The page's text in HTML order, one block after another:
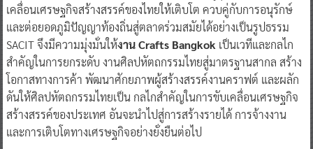
เคลื่อนเศรษฐกิจสร้างสรรค์ของไทยให้เติบโต ควบคู่กับการอนุรักษ์
และต่อยอดภูมิปัญญาท้องถิ่นสู่ตลาดร่วมสมัยได้อย่างเป็นรูปธรรม
SACIT จึงมีความมุ่งมั่นให้งาน Crafts Bangkok เป็นเวทีและกลไก
สำคัญในการยกระดับ งานศิลปหัตถกรรมไทยสู่มาตรฐานสากล สร้าง
โอกาสทางการค้า พัฒนาศักยภาพผู้สร้างสรรค์งานคราฟต์ และผลัก
ดันให้ศิลปหัตถกรรมไทยเป็น กลไกสำคัญในการขับเคลื่อนเศรษฐกิจ
สร้างสรรค์ของประเทศ อันจะนำไปสู่การสร้างรายได้ การจ้างงาน
และการเติบโตทางเศรษฐกิจอย่างยั่งยืนต่อไป